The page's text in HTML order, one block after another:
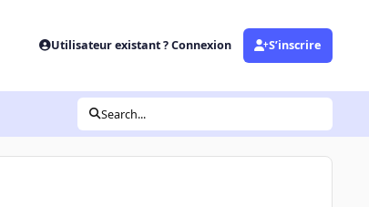
Utilisateur existant ? Connexion S’inscrire
Search...